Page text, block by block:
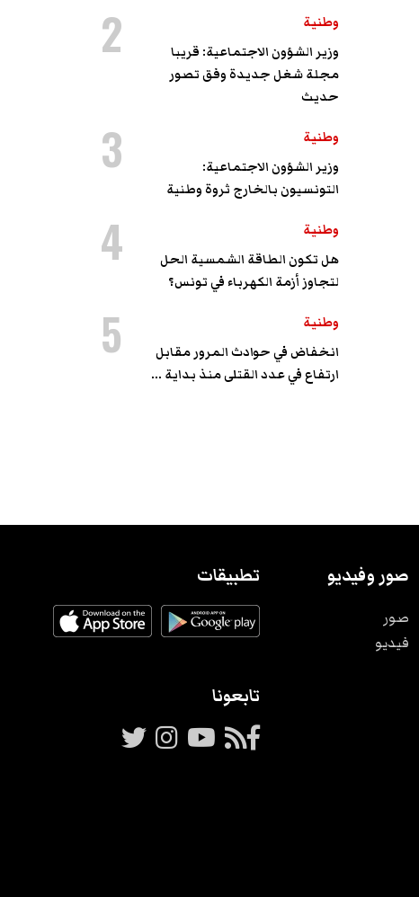
وطنية
وزير الشؤون الاجتماعية: قريبا
مجلة شغل جديدة وفق تصور
حديث
2
وطنية
وزير الشؤون الاجتماعية:
التونسيون بالخارج ثروة وطنية
3
وطنية
هل تكون الطاقة الشمسية الحل
لتجاوز أزمة الكهرباء في تونس؟
4
وطنية
انخفاض في حوادث المرور مقابل
ارتفاع في عدد القتلى منذ بداية ...
5
صور وفيديو
صور
فيديو
تطبيقات
تابعونا